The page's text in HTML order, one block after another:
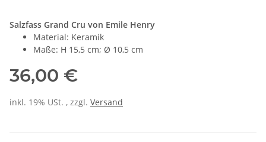
Salzfass Grand Cru von Emile Henry
Material: Keramik
Maße: H 15,5 cm; Ø 10,5 cm
36,00 €
inkl. 19% USt. , zzgl. Versand